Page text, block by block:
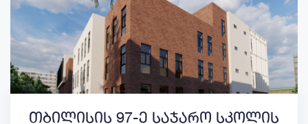
თბილისის 97-ე საჯარო სკოლის